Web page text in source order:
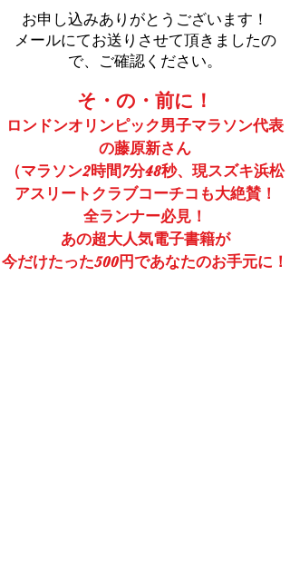
お申し込みありがとうございます！
​メールにてお送りさせて頂きましたの
で、ご確認ください。
そ・の・前に！
ロンドンオリンピック男子マラソン代表
の藤原新さん
（マラソン2時間7分48秒、現スズキ浜松
アスリートクラブコーチコも大絶賛！
全ランナー必見！
あの超大人気電子書籍が
今だけたった500円であなたのお手元に！